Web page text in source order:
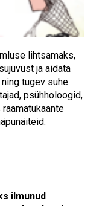
lihtsamaks,
ja aidata
tugev suhe.
psühholoogid,
ilmunud